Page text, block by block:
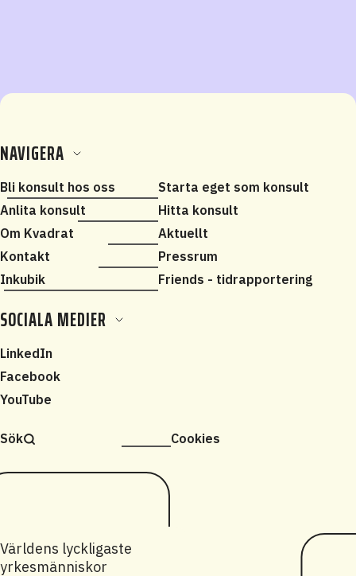
NAVIGERA
Bli konsult hos oss
Starta eget som konsult
Anlita konsult
Hitta konsult
Om Kvadrat
Aktuellt
Kontakt
Pressrum
Inkubik
Friends - tidrapportering
SOCIALA MEDIER
LinkedIn
Facebook
YouTube
Sök Cookies
Världens lyckligaste
yrkesmänniskor